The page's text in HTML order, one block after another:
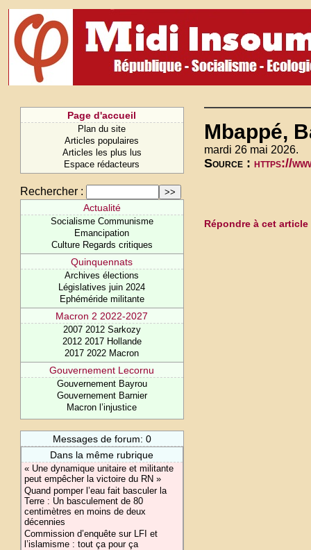
Page d'accueil
Plan du site
Articles populaires
Articles les plus lus
Espace rédacteurs
Rechercher :
Actualité
Socialisme Communisme
Emancipation
Culture Regards critiques
Quinquennats
Archives élections
Législatives juin 2024
Ephéméride militante
Macron 2 2022-2027
2007 2012 Sarkozy
2012 2017 Hollande
2017 2022 Macron
Gouvernement Lecornu
Gouvernement Bayrou
Gouvernement Barnier
Macron l’injustice
Messages de forum: 0
Dans la même rubrique
« Une dynamique unitaire et militante
peut empêcher la victoire du RN »
Quand pomper l’eau fait basculer la
Terre : Un basculement de 80
centimètres en moins de deux
décennies
Commission d’enquête sur LFI et
l’islamisme : tout ça pour ça
Mbappé,
mardi 26 mai 2026.
Source : https://
Répondre à cet article